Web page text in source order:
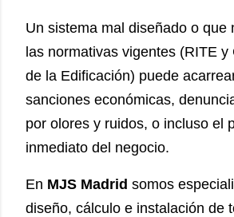
Un sistema mal diseñado o que
las normativas vigentes (RITE y
de la Edificación) puede
sanciones económicas,
por olores y ruidos, o incluso el
inmediato del negocio.
En MJS Madrid somos
diseño, cálculo e instalación de